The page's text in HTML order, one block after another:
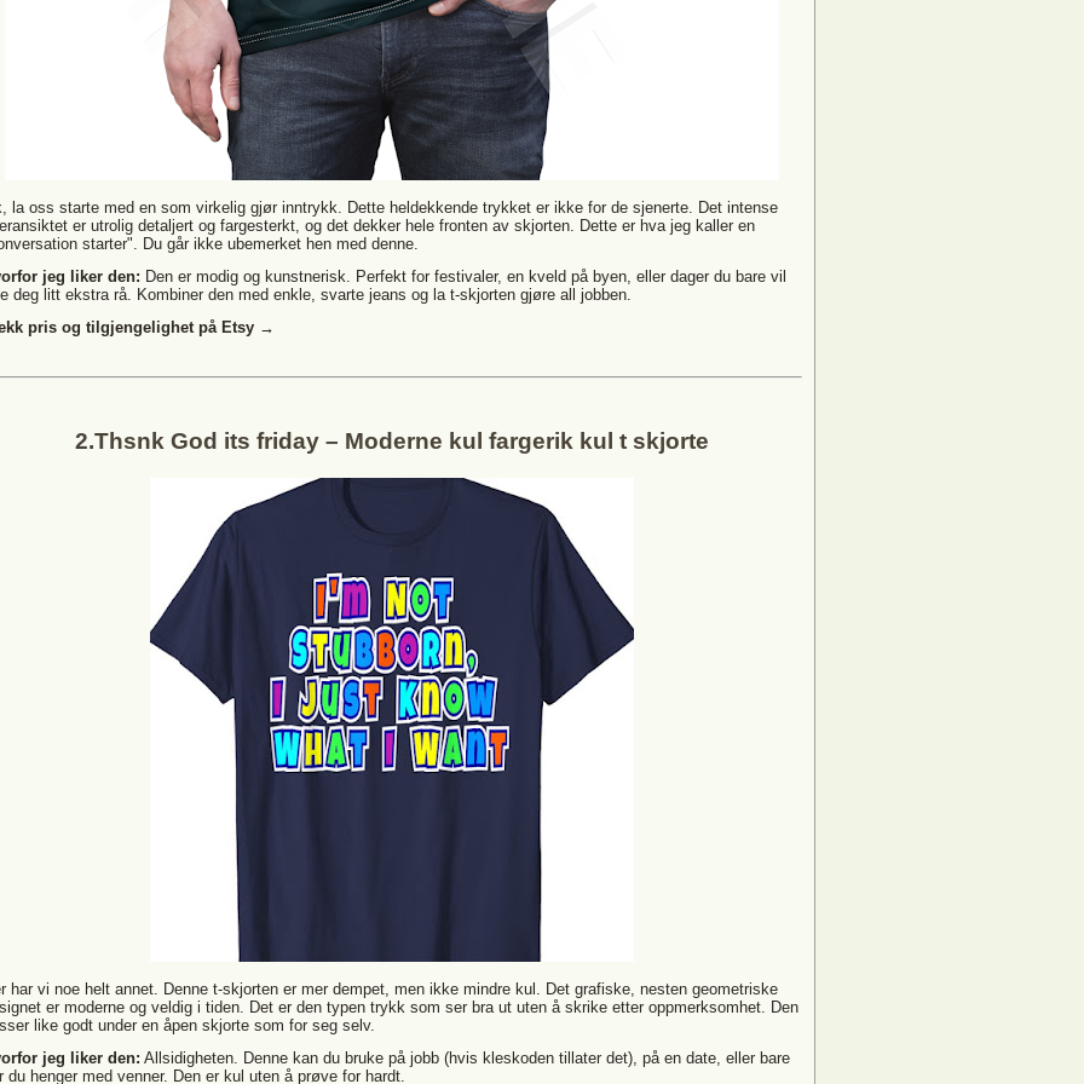
la oss starte med en som virkelig gjør inntrykk. Dette heldekkende trykket er ikke for de sjenerte. Det intense
er utrolig detaljert og fargesterkt, og det dekker hele fronten av skjorten. Dette er hva jeg kaller en
starter". Du går ikke ubemerket hen med denne.
jeg liker den: Den er modig og kunstnerisk. Perfekt for festivaler, en kveld på byen, eller dager du bare vil
deg litt ekstra rå. Kombiner den med enkle, svarte jeans og la t-skjorten gjøre all jobben.
pris og tilgjengelighet på Etsy →
2.Thsnk God its friday – Moderne kul fargerik kul t skjorte
har vi noe helt annet. Denne t-skjorten er mer dempet, men ikke mindre kul. Det grafiske, nesten geometriske
er moderne og veldig i tiden. Det er den typen trykk som ser bra ut uten å skrike etter oppmerksomhet. Den
like godt under en åpen skjorte som for seg selv.
jeg liker den: Allsidigheten. Denne kan du bruke på jobb (hvis kleskoden tillater det), på en date, eller bare
du henger med venner. Den er kul uten å prøve for hardt.